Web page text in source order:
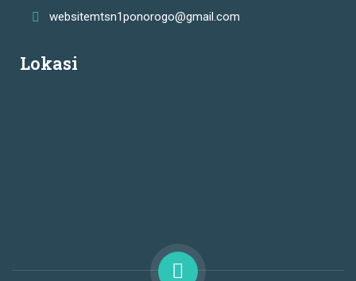
websitemtsn1ponorogo@gmail.com
Lokasi